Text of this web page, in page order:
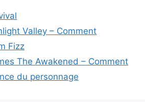
Valley – Comment
Fizz
The Awakened – Comment
du personnage